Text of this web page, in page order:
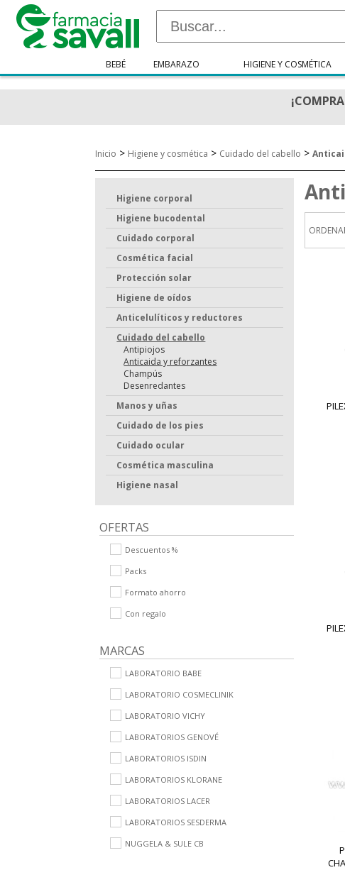
BEBÉ EMBARAZO HIGIENE Y COSMÉTICA
Inicio > Higiene y cosmética > Cuidado del cabello >
Higiene corporal
Higiene bucodental
Cuidado corporal
Cosmética facial
Protección solar
Higiene de oídos
Anticelulíticos y reductores
Cuidado del cabello
Antipiojos
Anticaida y reforzantes
Champús
Desenredantes
Manos y uñas
Cuidado de los pies
Cuidado ocular
Cosmética masculina
Higiene nasal
OFERTAS
Descuentos %
Packs
Formato ahorro
Con regalo
MARCAS
LABORATORIO BABE
LABORATORIO COSMECLINIK
LABORATORIO VICHY
LABORATORIOS GENOVÉ
LABORATORIOS ISDIN
LABORATORIOS KLORANE
LABORATORIOS LACER
LABORATORIOS SESDERMA
NUGGELA & SULE CB